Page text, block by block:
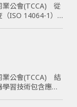
業公會(TCCA) 從
ISO 14064-1）
管理的實際應
業公會(TCCA) 結
習技術包含應用